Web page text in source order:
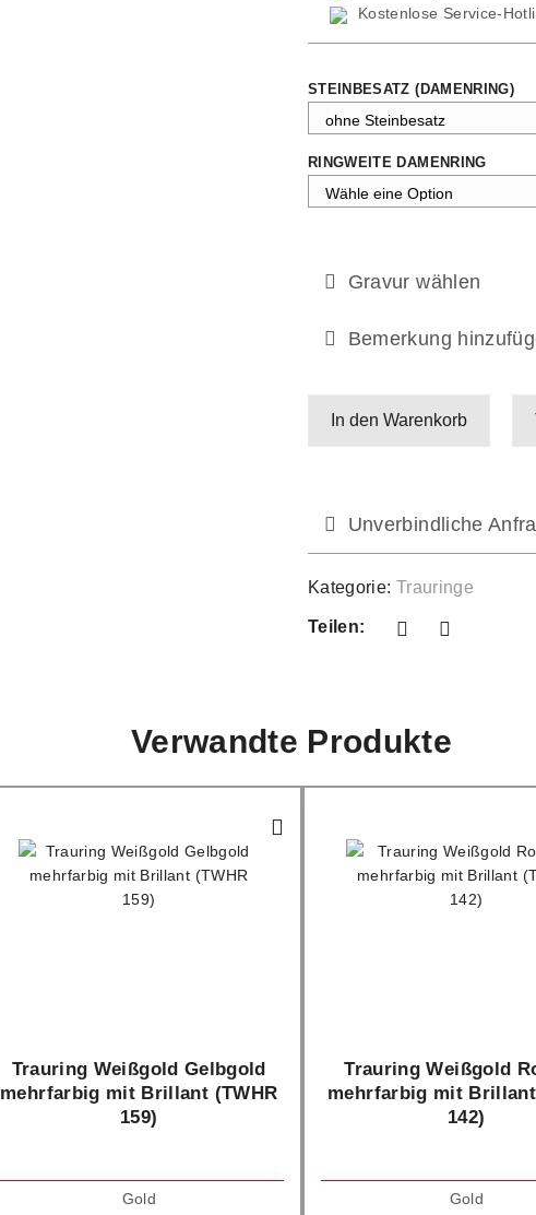
Kostenlose Service-
STEINBESATZ (DAMENRING)
RINGWEITE DAMENRING
Gravur wählen
Bemerkung
In den Warenkorb
Unverbindliche
Kategorie: Trauringe
Teilen:
Verwandte Produkte
Trauring Weißgold Gelbgold
mehrfarbig mit Brillant (TWHR
159)
Gold
Trauring Weißgold
mehrfarbig mit Brillant
142)
Gold